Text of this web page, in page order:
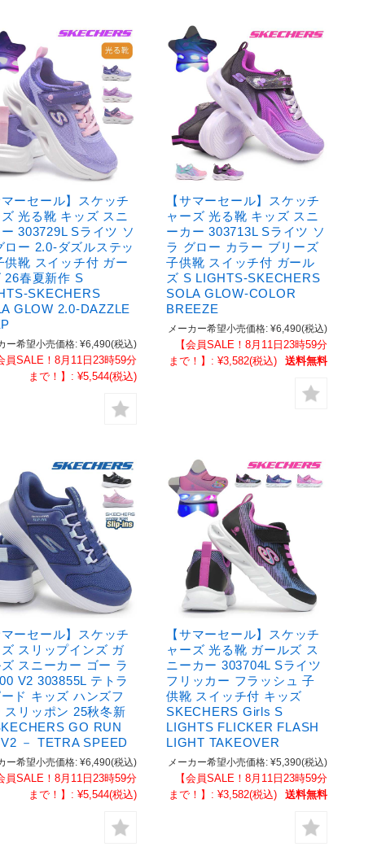
マーセール】スケッチ
光る靴 キッズ スニ
303729L Sライツ ソ
ロー 2.0-ダズルステッ
供靴 スイッチ付 ガー
26春夏新作 S
SKECHERS
GLOW 2.0-DAZZLE
ー希望小売価格: ¥6,490(税込)
員SALE！8月11日23時59分
まで！】: ¥5,544(税込)
【サマーセール】スケッチ
ャーズ 光る靴 キッズ スニ
ーカー 303713L Sライツ ソ
ラ グロー カラー ブリーズ
子供靴 スイッチ付 ガール
ズ S LIGHTS-SKECHERS
SOLA GLOW-COLOR
BREEZE
メーカー希望小売価格: ¥6,490(税込)
【会員SALE！8月11日23時59分
まで！】: ¥3,582(税込) 送料無料
マーセール】スケッチ
ズ スリップインズ ガ
スニーカー ゴー ラ
V2 303855L テトラ
ド キッズ ハンズフ
スリッポン 25秋冬新
GO RUN
－ TETRA SPEED
ー希望小売価格: ¥6,490(税込)
員SALE！8月11日23時59分
まで！】: ¥5,544(税込)
【サマーセール】スケッチ
ャーズ 光る靴 ガールズ ス
ニーカー 303704L Sライツ
フリッカー フラッシュ 子
供靴 スイッチ付 キッズ
SKECHERS Girls S
LIGHTS FLICKER FLASH
LIGHT TAKEOVER
メーカー希望小売価格: ¥5,390(税込)
【会員SALE！8月11日23時59分
まで！】: ¥3,582(税込) 送料無料